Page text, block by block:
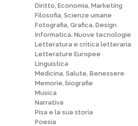
Diritto, Economia, Marketing
Filosofia, Scienze umane
Fotografia, Grafica, Design
Informatica, Nuove tecnologie
Letteratura e critica letteraria
Letterature Europee
Linguistica
Medicina, Salute, Benessere
Memorie, biografie
Musica
Narrativa
Pisa e la sua storia
Poesia